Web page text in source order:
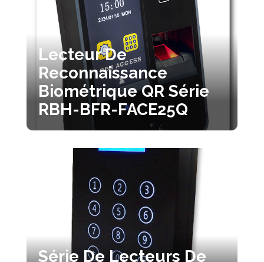
Lecteur De
Reconnaissance
Biométrique QR Série
RBH-BFR-FACE25Q
Série De Lecteurs De